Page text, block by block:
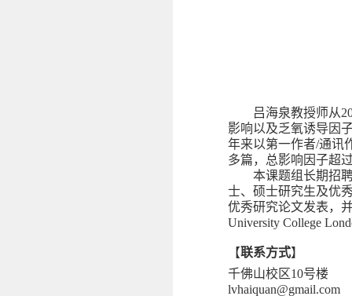
吕海泉教授师从
影响以及乏氧诱导因
年来以第一作者/通讯
多篇，总影响因子超
本课题组长期招
士、硕士研究生及优
优秀研究论文发表，
University College
【联系方式】
千佛山校区10号楼
lvhaiquan@gmail.com